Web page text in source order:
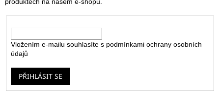
Vložením e-mailu souhlasíte s podmínkami ochrany osobních
údajů
PŘIHLÁSIT SE